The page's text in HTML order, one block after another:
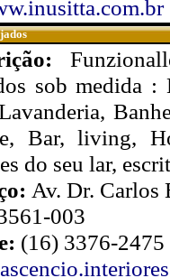
sob medida
Bar, living,
do seu lar,
Av. Dr. Carlos
003
(16) 3376-